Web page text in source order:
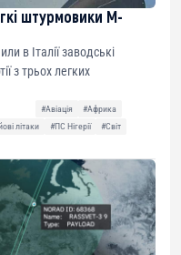
штурмовики M-
в Італії заводські
з трьох легких
#Авіація
#Африка
літаки #ПС Нігерії
#Світ